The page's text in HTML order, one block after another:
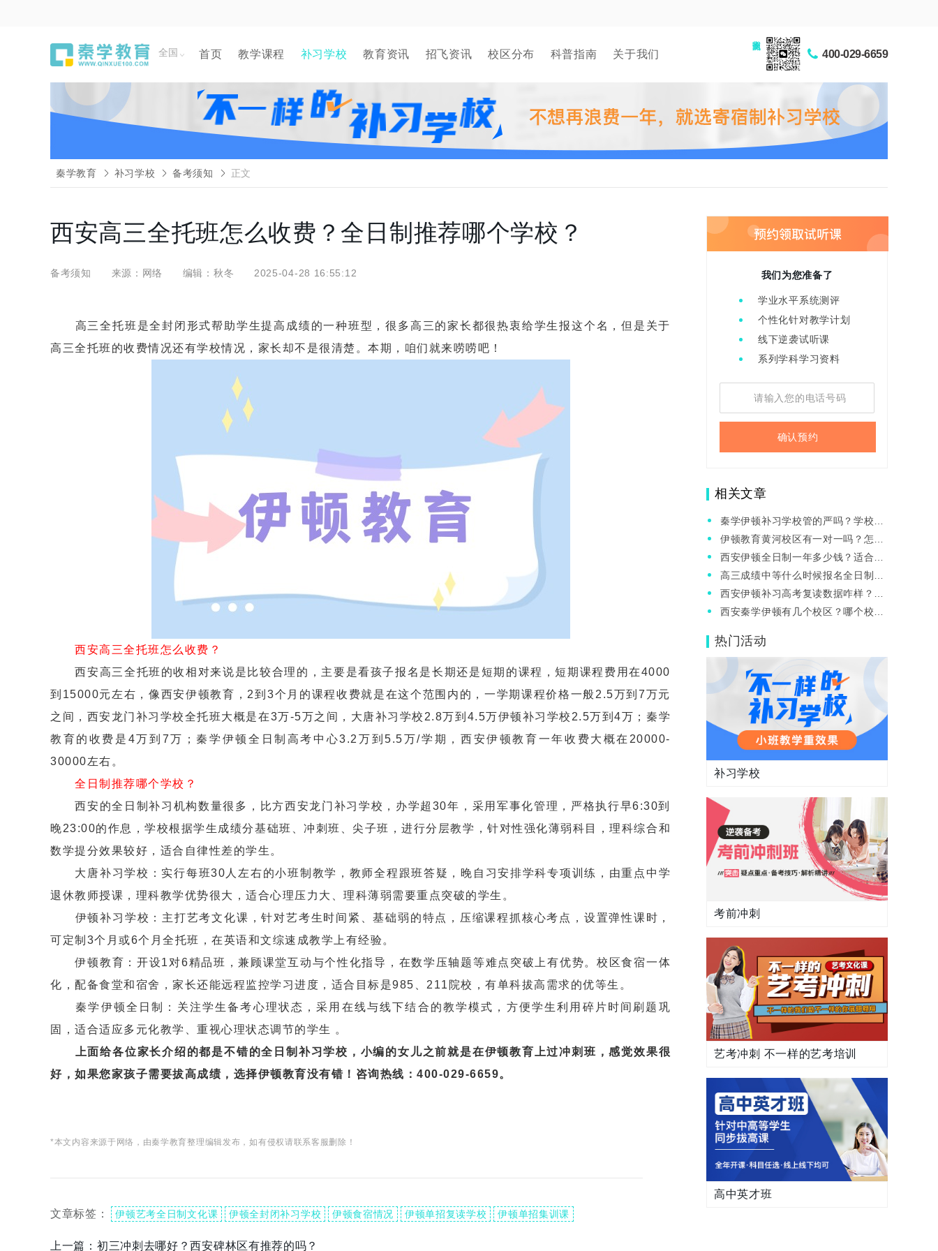
全国 首页 教学课程 补习学校 教育资讯 招飞资讯 校区分布 科普指南 关于我们 400-029-6659
秦学教育 补习学校 备考须知 正文
西安高三全托班怎么收费？全日制推荐哪个学校？
备考须知 来源：网络 编辑：秋冬 2025-04-28 16:55:12
高三全托班是全封闭形式帮助学生提高成绩的一种班型，很多高三的家长都很热衷给学生报这个名，但是关于
高三全托班的收费情况还有学校情况，家长却不是很清楚。本期，咱们就来唠唠吧！
西安高三全托班怎么收费？
西安高三全托班的收相对来说是比较合理的，主要是看孩子报名是长期还是短期的课程，短期课程费用在4000
到15000元左右，像西安伊顿教育，2到3个月的课程收费就是在这个范围内的，一学期课程价格一般2.5万到7万元
之间，西安龙门补习学校全托班大概是在3万-5万之间，大唐补习学校2.8万到4.5万伊顿补习学校2.5万到4万；秦学
教育的收费是4万到7万；秦学伊顿全日制高考中心3.2万到5.5万/学期，西安伊顿教育一年收费大概在20000-
30000左右。
全日制推荐哪个学校？
西安的全日制补习机构数量很多，比方西安龙门补习学校，办学超30年，采用军事化管理，严格执行早6:30到
晚23:00的作息，学校根据学生成绩分基础班、冲刺班、尖子班，进行分层教学，针对性强化薄弱科目，理科综合和
数学提分效果较好，适合自律性差的学生。
大唐补习学校：实行每班30人左右的小班制教学，教师全程跟班答疑，晚自习安排学科专项训练，由重点中学
退休教师授课，理科教学优势很大，适合心理压力大、理科薄弱需要重点突破的学生。
伊顿补习学校：主打艺考文化课，针对艺考生时间紧、基础弱的特点，压缩课程抓核心考点，设置弹性课时，
可定制3个月或6个月全托班，在英语和文综速成教学上有经验。
伊顿教育：开设1对6精品班，兼顾课堂互动与个性化指导，在数学压轴题等难点突破上有优势。校区食宿一体
化，配备食堂和宿舍，家长还能远程监控学习进度，适合目标是985、211院校，有单科拔高需求的优等生。
秦学伊顿全日制：关注学生备考心理状态，采用在线与线下结合的教学模式，方便学生利用碎片时间刷题巩
固，适合适应多元化教学、重视心理状态调节的学生 。
上面给各位家长介绍的都是不错的全日制补习学校，小编的女儿之前就是在伊顿教育上过冲刺班，感觉效果很
好，如果您家孩子需要拔高成绩，选择伊顿教育没有错！咨询热线：400-029-6659。
*本文内容来源于网络，由秦学教育整理编辑发布，如有侵权请联系客服删除！
文章标签： 伊顿艺考全日制文化课 伊顿全封闭补习学校 伊顿食宿情况 伊顿单招复读学校 伊顿单招集训课
上一篇： 初三冲刺去哪好？西安碑林区有推荐的吗？
我们为您准备了
学业水平系统测评
个性化针对教学计划
线下逆袭试听课
系列学科学习资料
确认预约
相关文章
秦学伊顿补习学校管的严吗？学校环
境咋样？
伊顿教育黄河校区有一对一吗？怎么
收费的？
西安伊顿全日制一年多少钱？适合初
中生吗？
高三成绩中等什么时候报名全日制合
适？秦学伊顿推荐吗？
西安伊顿补习高考复读数据咋样？适
合中等生提分吗？
西安秦学伊顿有几个校区？哪个校区
热门活动
补习学校
考前冲刺
艺考冲刺 不一样的艺考培训
高中英才班